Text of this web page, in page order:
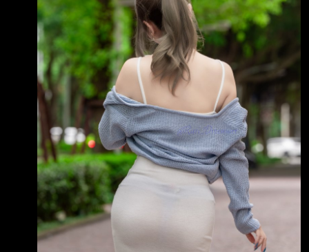
1月 與去年 最近1季 與去年 114年第3季至 科目
(115年6月) 同期增減 (115年第2季) 同期增減
115年第2季 核閱數 (%) 核閱數